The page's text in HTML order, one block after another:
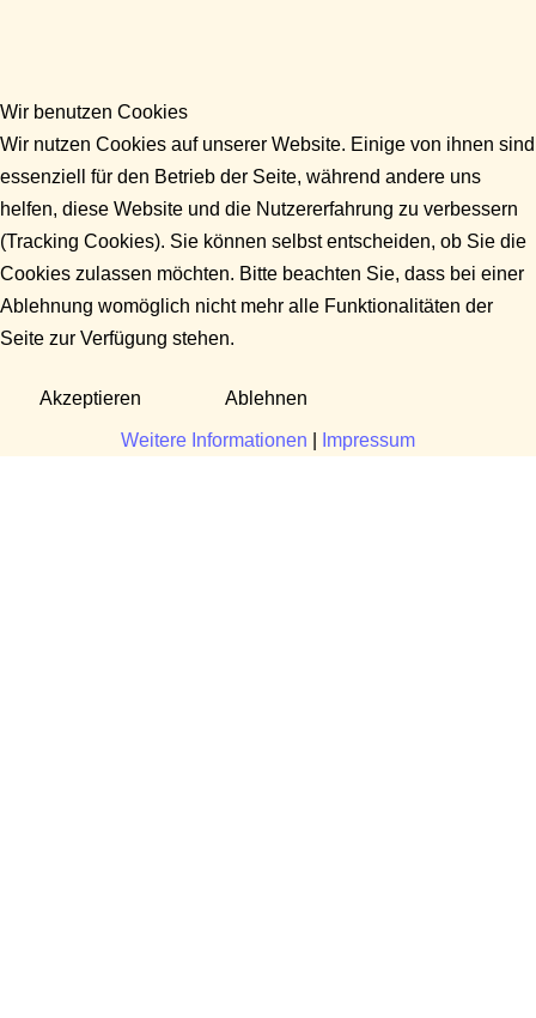
Wir benutzen Cookies
Wir nutzen Cookies auf unserer Website. Einige von ihnen sind
essenziell für den Betrieb der Seite, während andere uns
helfen, diese Website und die Nutzererfahrung zu verbessern
(Tracking Cookies). Sie können selbst entscheiden, ob Sie die
Cookies zulassen möchten. Bitte beachten Sie, dass bei einer
Ablehnung womöglich nicht mehr alle Funktionalitäten der
Seite zur Verfügung stehen.
Akzeptieren Ablehnen
Weitere Informationen Impressum